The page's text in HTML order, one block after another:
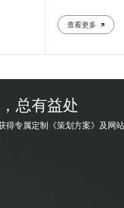
查看更多
总有益处
得专属定制《策划方案》及网